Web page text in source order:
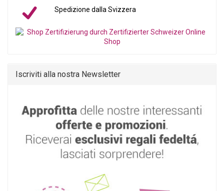
Spedizione dalla Svizzera
Iscriviti alla nostra Newsletter